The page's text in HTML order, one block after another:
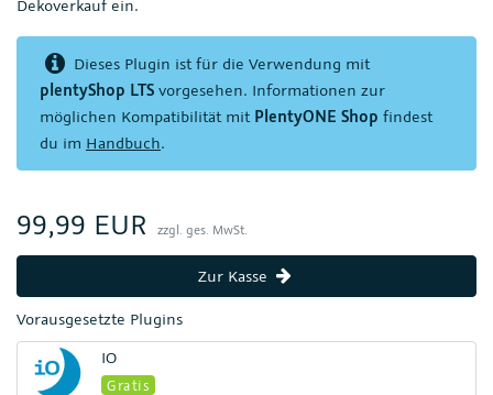
Dekoverkauf ein.
Dieses Plugin ist für die Verwendung mit
plentyShop LTS vorgesehen. Informationen zur
möglichen Kompatibilität mit PlentyONE Shop findest
du im Handbuch.
99,99 EUR zzgl. ges. MwSt.
Zur Kasse
Vorausgesetzte Plugins
IO
Gratis